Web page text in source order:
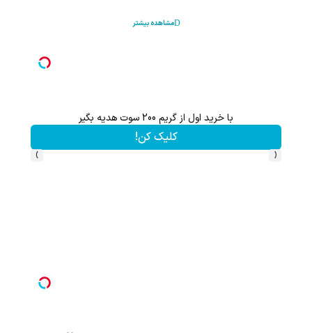
مشاهده بیشتر
با خرید اول از گریم 200 سوت هدیه بگیر
کلیک کن!
‹
›